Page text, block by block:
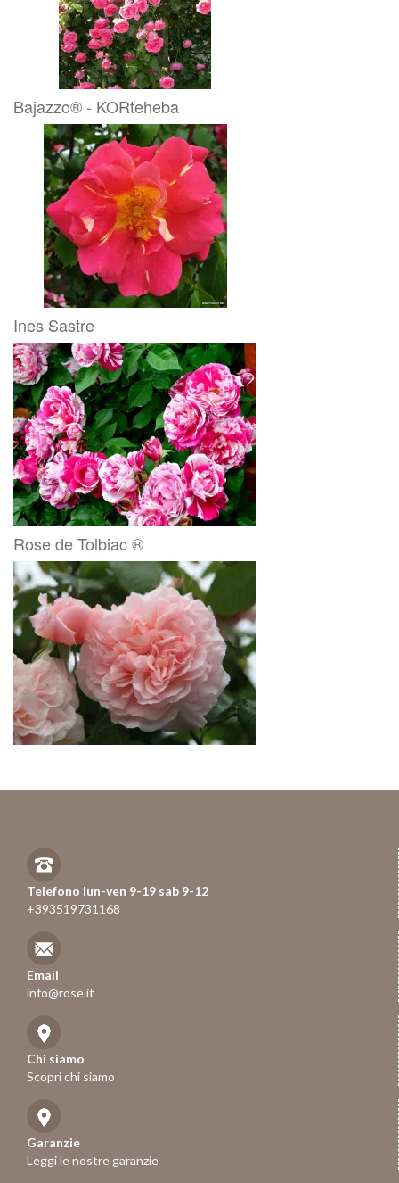
Bajazzo® - KORteheba
Ines Sastre
Rose de Tolbiac ®
Telefono lun-ven 9-19 sab 9-12
+393519731168
Email
info@rose.it
Chi siamo
Scopri chi siamo
Garanzie
Leggi le nostre garanzie